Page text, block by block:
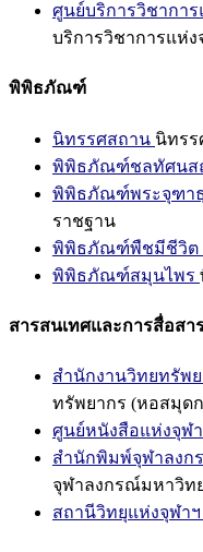
ศูนย์บริการวิชากา
บริการวิชาการแห่
พิพิธภัณฑ์
นิทรรศสถาน นิทรร
พิพิธภัณฑ์ชลทัศนส
พิพิธภัณฑ์พระจุฑา
ราชฐาน
พิพิธภัณฑ์พืชมีชีวิต
พิพิธภัณฑ์สมุนไพร
สารสนเทศและการสื่อสา
สำนักงานวิทยทรัพ
ทรัพยากร (หอสมุด
ศูนย์หนังสือแห่งจุฬ
สำนักพิมพ์จุฬาลงก
จุฬาลงกรณ์มหาวิท
สถานีวิทยุแห่งจุฬาฯ